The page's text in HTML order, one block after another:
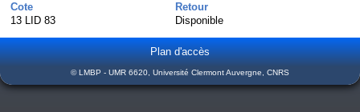
Cote
Retour
13 LID 83
Disponible
Plan d'accès
© LMBP - UMR 6620, Université Clermont Auvergne, CNRS